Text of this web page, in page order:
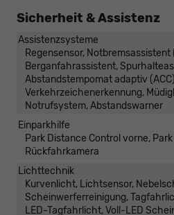
Sicherheit & Assistenz
Assistenzsysteme
Regensensor,
Berganfahrassistent,
Abstandstempomat adaptiv
Verkehrzeichenerkennung,
Notrufsystem, Abstandswarner
Einparkhilfe
Park Distance Control vorne,
Rückfahrkamera
Lichttechnik
Kurvenlicht, Lichtsensor,
Scheinwerferreinigung,
LED-Tagfahrlicht, Voll-LED